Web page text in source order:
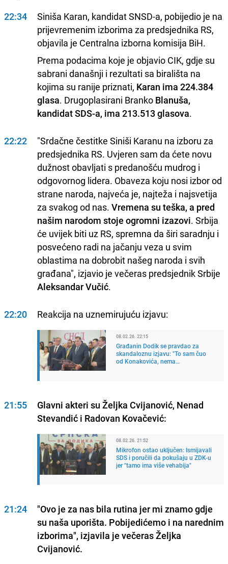
22:34
Siniša Karan, kandidat SNSD-a, pobijedio je na
prijevremenim izborima za predsjednika RS,
objavila je Centralna izborna komisija BiH.
Prema podacima koje je objavio CIK, gdje su
sabrani današnji i rezultati sa birališta na
kojima su ranije priznati, Karan ima 224.384
glasa. Drugoplasirani Branko Blanuša,
kandidat SDS-a, ima 213.513 glasova.
22:22
"Srdačne čestitke Siniši Karanu na izboru za
predsjednika RS. Uvjeren sam da ćete novu
dužnost obavljati s predanošću mudrog i
odgovornog lidera. Obaveza koju nosi izbor od
strane naroda, najveća je, najteža i najsvetija
za svakog od nas. Vremena su teška, a pred
našim narodom stoje ogromni izazovi. Srbija
će uvijek biti uz RS, spremna da širi saradnju i
posvećeno radi na jačanju veza u svim
oblastima na dobrobit našeg naroda i svih
građana", izjavio je večeras predsjednik Srbije
Aleksandar Vučić.
22:20 Reakcija na uznemirujuću izjavu:
08.02.26. 22:15
Građanin Dodik se pravdao za
skandaloznu izjavu: "To sam čuo
od Konakovića, nema
21:55
Glavni akteri su Željka Cvijanović, Nenad
Stevandić i Radovan Kovačević:
08.02.26. 21:52
Mikrofon ostao uključen: Ismijavali
SDS i poručili da pokušaju u ZDK-u
jer "tamo ima više vehabija"
21:24
"Ovo je za nas bila rutina jer mi znamo gdje
su naša uporišta. Pobijedićemo i na narednim
izborima", izjavila je večeras Željka
Cvijanović.